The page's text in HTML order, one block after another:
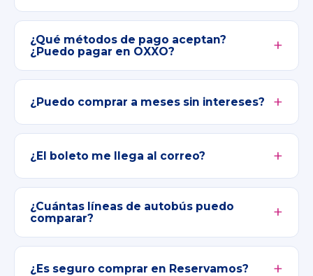
¿Qué métodos de pago aceptan?
¿Puedo pagar en OXXO?
¿Puedo comprar a meses sin intereses?
¿El boleto me llega al correo?
¿Cuántas líneas de autobús puedo
comparar?
¿Es seguro comprar en Reservamos?